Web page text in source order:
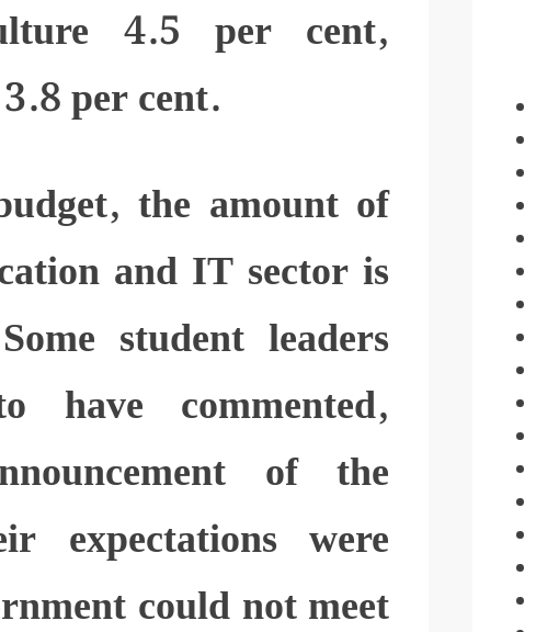
4.5 per cent,
per cent.
the amount of
and IT sector is
student leaders
have commented,
of the
expectations were
could not meet